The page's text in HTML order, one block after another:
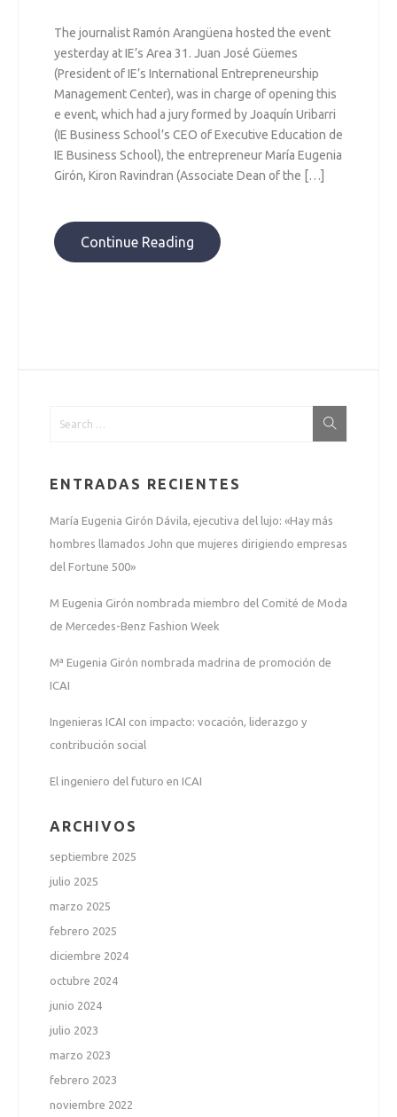
The journalist Ramón Arangüena hosted the event
yesterday at IE’s Area 31. Juan José Güemes
(President of IE’s International Entrepreneurship
Management Center), was in charge of opening this
e event, which had a jury formed by Joaquín Uribarri
(IE Business School’s CEO of Executive Education de
IE Business School), the entrepreneur María Eugenia
Girón, Kiron Ravindran (Associate Dean of the […]
Continue Reading
ENTRADAS RECIENTES
María Eugenia Girón Dávila, ejecutiva del lujo: «Hay más
hombres llamados John que mujeres dirigiendo empresas
del Fortune 500»
M Eugenia Girón nombrada miembro del Comité de Moda
de Mercedes-Benz Fashion Week
Mª Eugenia Girón nombrada madrina de promoción de
ICAI
Ingenieras ICAI con impacto: vocación, liderazgo y
contribución social
El ingeniero del futuro en ICAI
ARCHIVOS
septiembre 2025
julio 2025
marzo 2025
febrero 2025
diciembre 2024
octubre 2024
junio 2024
julio 2023
marzo 2023
febrero 2023
noviembre 2022